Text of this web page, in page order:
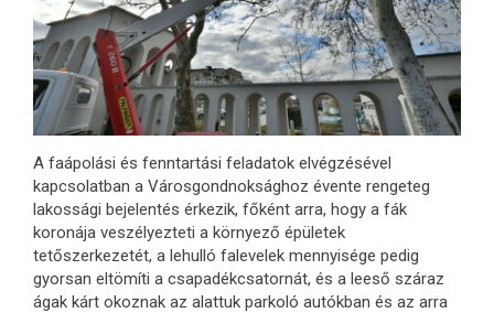
A faápolási és fenntartási feladatok elvégzésével
kapcsolatban a Városgondnoksághoz évente rengeteg
lakossági bejelentés érkezik, főként arra, hogy a fák
koronája veszélyezteti a környező épületek
tetőszerkezetét, a lehulló falevelek mennyisége pedig
gyorsan eltömíti a csapadékcsatornát, és a leeső száraz
ágak kárt okoznak az alattuk parkoló autókban és az arra